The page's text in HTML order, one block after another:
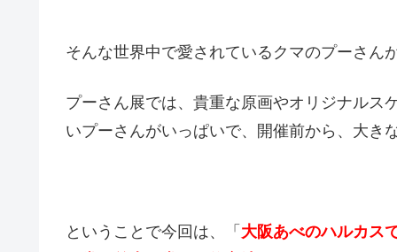
そんな世界中で愛されているクマのプーさん
プーさん展では、貴重な原画やオリジナルス
いプーさんがいっぱいで、開催前から、大き
ということで今回は、「 大阪あべのハルカス